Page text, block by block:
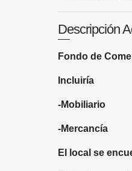
Descripción
Fondo de
Incluiría
-Mobiliario
-Mercancía
El local se